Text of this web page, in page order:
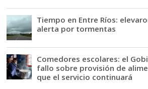
Tiempo en Entre Ríos:
alerta por tormentas
Comedores escolares: el
fallo sobre provisión de
que el servicio continuará